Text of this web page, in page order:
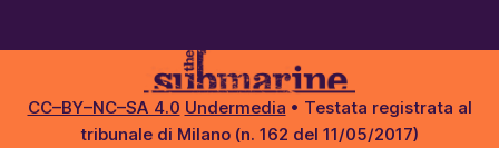
CC–BY–NC–SA 4.0 Undermedia • Testata registrata al
tribunale di Milano (n. 162 del 11/05/2017)